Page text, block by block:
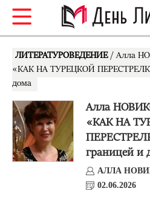
ЛИТЕРАТУРОВЕДЕНИЕ / Алла
«КАК НА ТУРЕЦКОЙ
дома
Алла
«КАК НА
границей и
АЛЛА
02.06.2026